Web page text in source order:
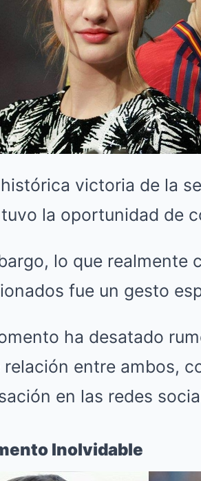
victoria de la
la oportunidad de
lo que realmente
fue un gesto
ha desatado
relación entre ambos,
en las redes
Inolvidable